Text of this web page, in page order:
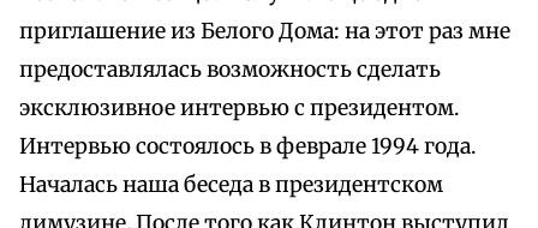
приглашение из Белого Дома: на этот раз мне
предоставлялась возможность сделать
эксклюзивное интервью с президентом.
Интервью состоялось в феврале 1994 года.
Началась наша беседа в президентском